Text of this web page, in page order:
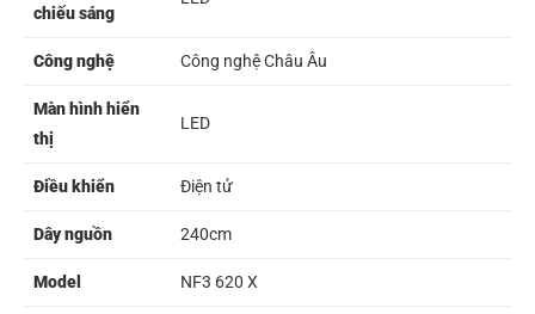
chiếu sáng
Công nghệ Công nghệ Châu Âu
Màn hình hiển
thị
LED
Điều khiển Điện tử
Dây nguồn 240cm
Model NF3 620 X